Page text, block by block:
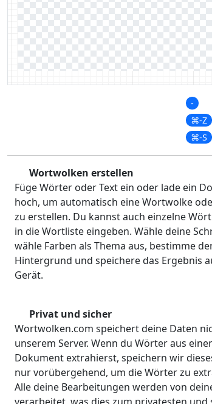
-
⌘-Z
⌘-S
Wortwolken erstellen
Füge Wörter oder Text ein oder lade ein
hoch, um automatisch eine Wortwolke
zu erstellen. Du kannst auch einzelne
in die Wortliste eingeben. Wähle deine
wähle Farben als Thema aus, bestimme
Hintergrund und speichere das Ergebnis
Gerät.
Privat und sicher
Wortwolken.com speichert deine Daten
unserem Server. Wenn du Wörter aus
Dokument extrahierst, speichern wir
nur vorübergehend, um die Wörter zu
Alle deine Bearbeitungen werden von